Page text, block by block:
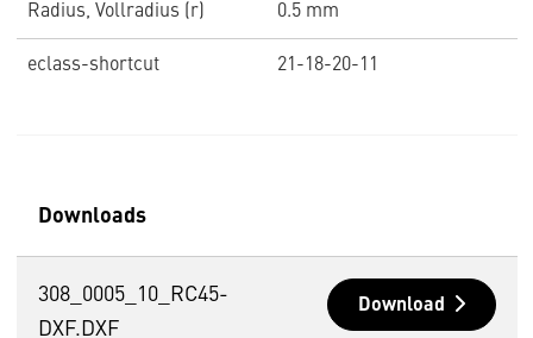
Radius, Vollradius (r) 0.5 mm
eclass-shortcut 21-18-20-11
Downloads
308_0005_10_RC45-
DXF.DXF
Download